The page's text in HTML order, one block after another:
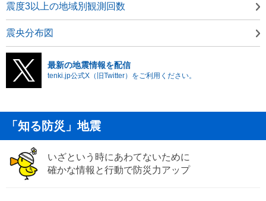
震度3以上の地域別観測回数
震央分布図
最新の地震情報を配信
tenki.jp公式X（旧Twitter）をご利用ください。
「知る防災」地震
いざという時にあわてないために
確かな情報と行動で防災力アップ